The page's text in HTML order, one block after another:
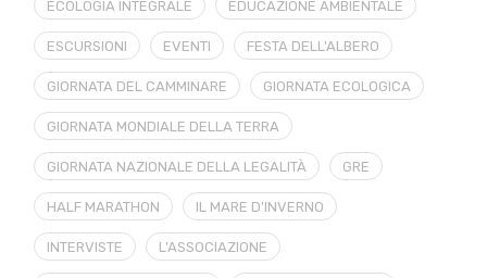
ECOLOGIA INTEGRALE EDUCAZIONE AMBIENTALE
ESCURSIONI EVENTI FESTA DELL'ALBERO
GIORNATA DEL CAMMINARE GIORNATA ECOLOGICA
GIORNATA MONDIALE DELLA TERRA
GIORNATA NAZIONALE DELLA LEGALITÀ GRE
HALF MARATHON IL MARE D'INVERNO
INTERVISTE L'ASSOCIAZIONE